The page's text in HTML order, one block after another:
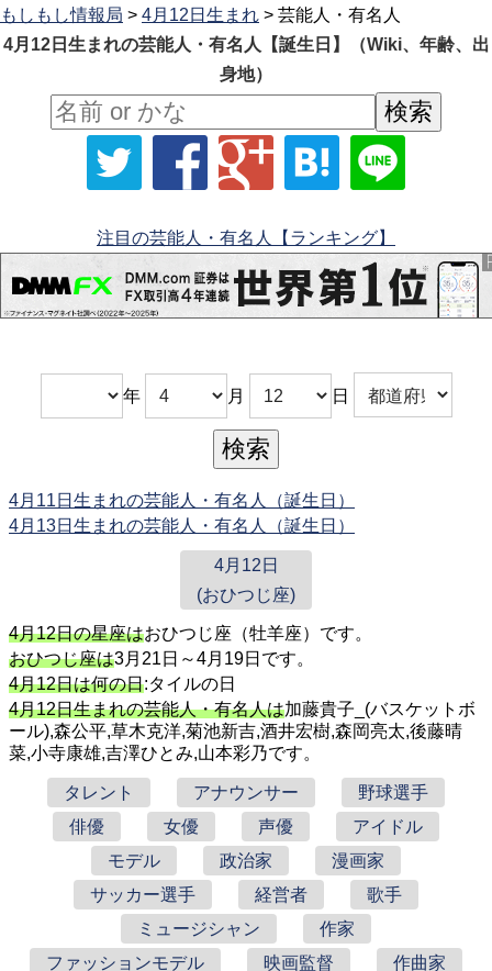
もしもし情報局 > 4月12日生まれ > 芸能人・有名人
4月12日生まれの芸能人・有名人【誕生日】（Wiki、年齢、出
身地）
注目の芸能人・有名人【ランキング】
年 月 日
4月11日生まれの芸能人・有名人（誕生日）
4月13日生まれの芸能人・有名人（誕生日）
4月12日
(おひつじ座)
4月12日の星座はおひつじ座（牡羊座）です。
おひつじ座は3月21日～4月19日です。
4月12日は何の日:タイルの日
4月12日生まれの芸能人・有名人は加藤貴子_(バスケットボ
ール),森公平,草木克洋,菊池新吉,酒井宏樹,森岡亮太,後藤晴
菜,小寺康雄,吉澤ひとみ,山本彩乃です。
タレント アナウンサー
野球選手
俳優
女優 声優
アイドル
モデル
政治家
漫画家
サッカー選手
経営者
歌手
ミュージシャン
作家
ファッションモデル
映画監督
作曲家